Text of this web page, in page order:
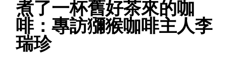
煮了一杯舊好茶來的咖
啡：專訪獼猴咖啡主人李
瑞珍